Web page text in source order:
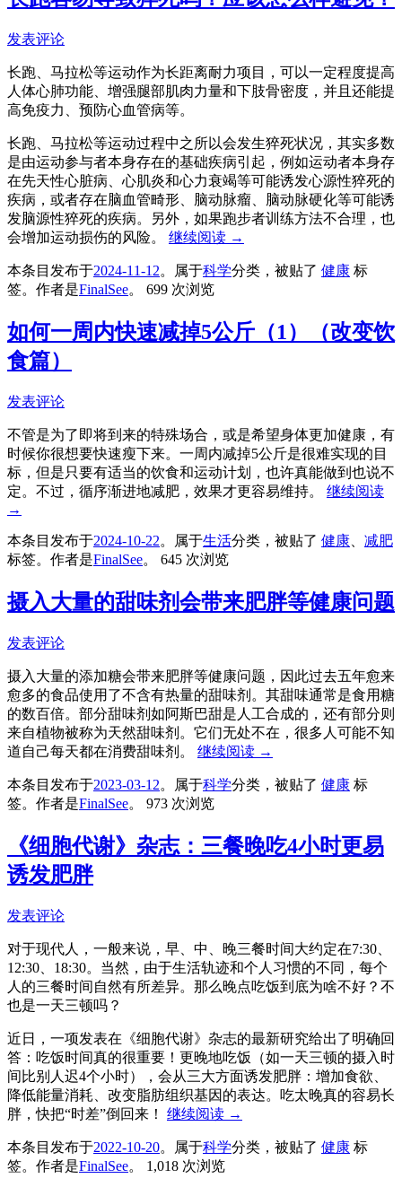
发表评论
长跑、马拉松等运动作为长距离耐力项目，可以一定程度提高
人体心肺功能、增强腿部肌肉力量和下肢骨密度，并且还能提
高免疫力、预防心血管病等。
长跑、马拉松等运动过程中之所以会发生猝死状况，其实多数
是由运动参与者本身存在的基础疾病引起，例如运动者本身存
在先天性心脏病、心肌炎和心力衰竭等可能诱发心源性猝死的
疾病，或者存在脑血管畸形、脑动脉瘤、脑动脉硬化等可能诱
发脑源性猝死的疾病。另外，如果跑步者训练方法不合理，也
会增加运动损伤的风险。 继续阅读 →
本条目发布于2024-11-12。属于科学分类，被贴了 健康 标
签。 作者是FinalSee。 699 次浏览
如何一周内快速减掉5公斤（1）（改变饮
食篇）
发表评论
不管是为了即将到来的特殊场合，或是希望身体更加健康，有
时候你很想要快速瘦下来。一周内减掉5公斤是很难实现的目
标，但是只要有适当的饮食和运动计划，也许真能做到也说不
定。不过，循序渐进地减肥，效果才更容易维持。 继续阅读
→
本条目发布于2024-10-22。属于生活分类，被贴了 健康
减肥
标签。 作者是FinalSee。 645 次浏览
摄入大量的甜味剂会带来肥胖等健康问题
发表评论
摄入大量的添加糖会带来肥胖等健康问题，因此过去五年愈来
愈多的食品使用了不含有热量的甜味剂。其甜味通常是食用糖
的数百倍。部分甜味剂如阿斯巴甜是人工合成的，还有部分则
来自植物被称为天然甜味剂。它们无处不在，很多人可能不知
道自己每天都在消费甜味剂。 继续阅读 →
本条目发布于2023-03-12。属于科学分类，被贴了 健康 标
签。 作者是FinalSee。 973 次浏览
《细胞代谢》杂志：三餐晚吃4小时更易
诱发肥胖
发表评论
对于现代人，一般来说，早、中、晚三餐时间大约定在7:30、
12:30、18:30。当然，由于生活轨迹和个人习惯的不同，每个
人的三餐时间自然有所差异。那么晚点吃饭到底为啥不好？不
也是一天三顿吗？
近日，一项发表在《细胞代谢》杂志的最新研究给出了明确回
答：吃饭时间真的很重要！更晚地吃饭（如一天三顿的摄入时
间比别人迟4个小时），会从三大方面诱发肥胖：增加食欲、
降低能量消耗、改变脂肪组织基因的表达。吃太晚真的容易长
胖，快把“时差”倒回来！ 继续阅读 →
本条目发布于2022-10-20。属于科学分类，被贴了 健康 标
签。 作者是FinalSee。 1,018 次浏览